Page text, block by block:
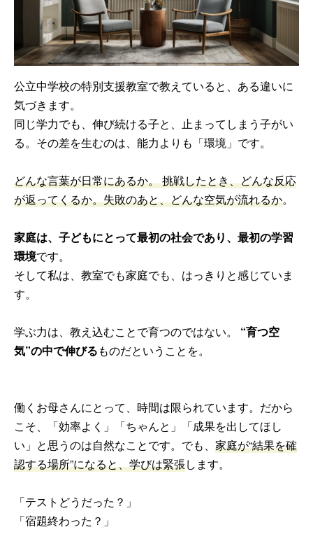
公立中学校の特別支援教室で教えていると、ある違いに
気づきます。
同じ学力でも、伸び続ける子と、止まってしまう子がい
る。その差を生むのは、能力よりも「環境」です。
どんな言葉が日常にあるか。 挑戦したとき、どんな反応
が返ってくるか。失敗のあと、どんな空気が流れるか。
家庭は、子どもにとって最初の社会であり、最初の学習
環境です。
そして私は、教室でも家庭でも、はっきりと感じていま
す。
学ぶ力は、教え込むことで育つのではない。
“育つ空
気”の中で伸びるものだということを。
働くお母さんにとって、時間は限られています。だから
こそ、「効率よく」「ちゃんと」「成果を出してほし
い」と思うのは自然なことです。でも、 家庭が“結果を確
認する場所”になると、学びは緊張します。
「テストどうだった？」
「宿題終わった？」